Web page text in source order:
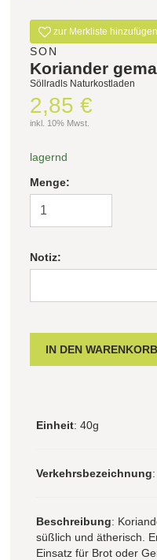
zur Merkliste hinzufügen
SON
Koriander
Söllradls Naturkostladen
2,85 €
inkl. 10% Mwst.
lagernd
Menge:
Notiz:
Einheit: 40g
Verkehrsbezeichnung
Beschreibung:
süßlich und ätherisch.
Einsatz für Brot oder